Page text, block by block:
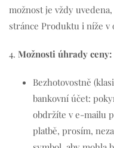
možnost je vždy
stránce Produktu i níže v
4. Možnosti úhrady ceny:
Bezhotovostně
bankovní účet:
obdržíte v e-mailu
platbě, prosím,